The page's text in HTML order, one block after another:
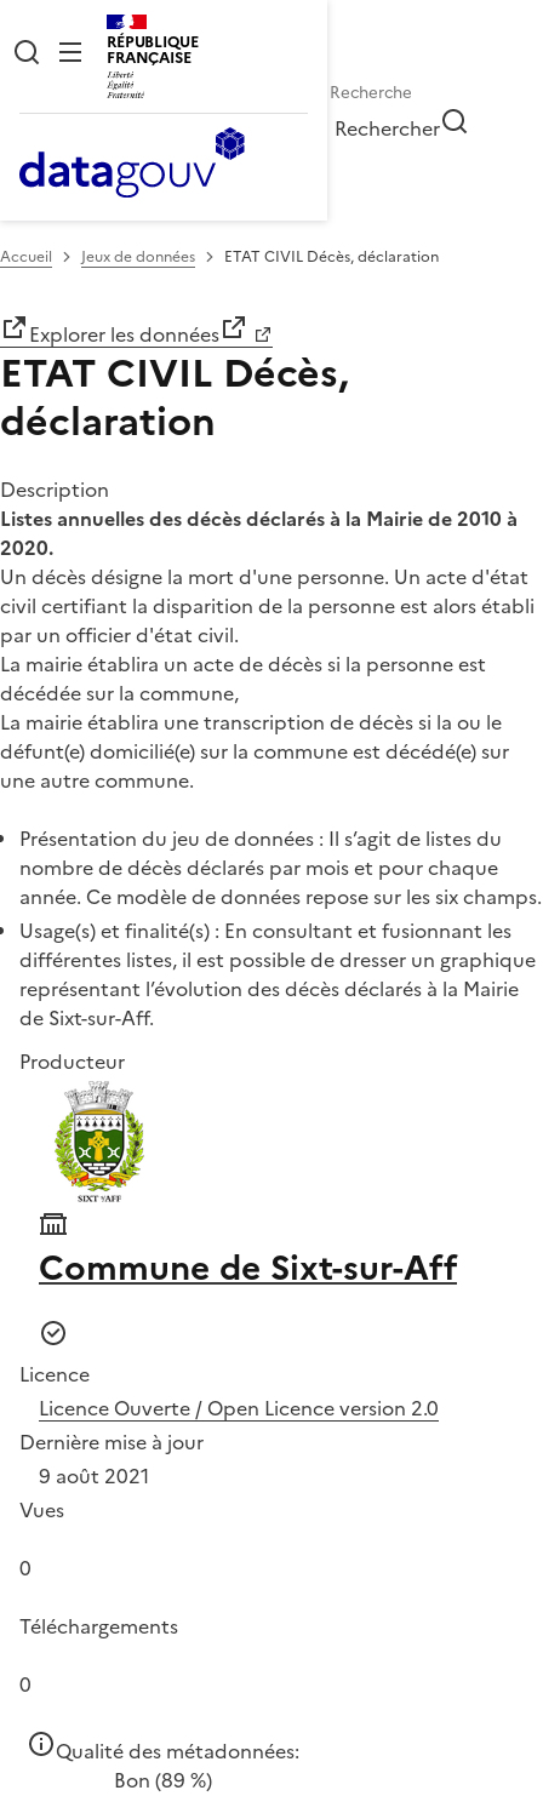
RÉPUBLIQUE
FRANÇAISE
Rechercher
Accueil Jeux de données ETAT CIVIL Décès, déclaration
Explorer les données
ETAT CIVIL Décès,
déclaration
Description
Listes annuelles des décès déclarés à la Mairie de 2010 à
2020.
Un décès désigne la mort d'une personne. Un acte d'état
civil certifiant la disparition de la personne est alors établi
par un officier d'état civil.
La mairie établira un acte de décès si la personne est
décédée sur la commune,
La mairie établira une transcription de décès si la ou le
défunt(e) domicilié(e) sur la commune est décédé(e) sur
une autre commune.
Présentation du jeu de données : Il s’agit de listes du
nombre de décès déclarés par mois et pour chaque
année. Ce modèle de données repose sur les six champs.
Usage(s) et finalité(s) : En consultant et fusionnant les
différentes listes, il est possible de dresser un graphique
représentant l’évolution des décès déclarés à la Mairie
de Sixt-sur-Aff.
Producteur
Commune de Sixt-sur-Aff
Licence
Licence Ouverte / Open Licence version 2.0
Dernière mise à jour
9 août 2021
Vues
0
Téléchargements
0
Qualité des métadonnées:
Bon (89 %)